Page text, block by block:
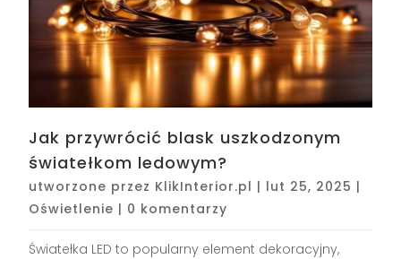
Jak przywrócić blask uszkodzonym
światełkom ledowym?
utworzone przez KlikInterior.pl | lut 25, 2025 |
Oświetlenie | 0 komentarzy
Światełka LED to popularny element dekoracyjny,